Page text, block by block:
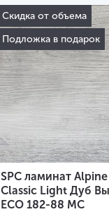
Скидка от объема
Подложка в подарок
SPC ламинат
Classic Light Дуб
ECO 182-88 MC